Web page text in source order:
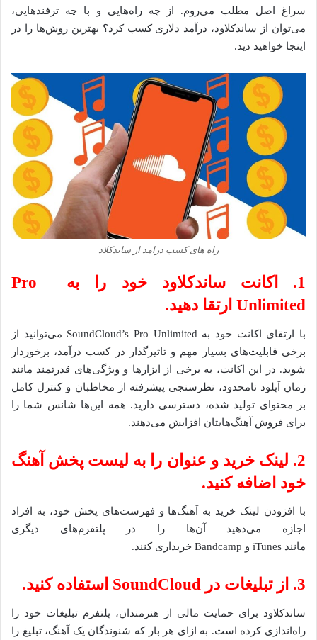
سراغ اصل مطلب می‌روم. از چه راه‌هایی و با چه ترفندهایی،
می‌توان از ساندکلاود، درآمد دلاری کسب کرد؟ بهترین روش‌ها را در
اینجا خواهید دید.
راه های کسب درامد از ساندکلاد
1. اکانت ساندکلاود خود را به Pro
Unlimited ارتقا دهید.
با ارتقای اکانت خود به SoundCloud’s Pro Unlimited می‌توانید از
برخی قابلیت‌های بسیار مهم و تاثیرگذار در کسب درآمد، برخوردار
شوید. در این اکانت، به برخی از ابزارها و ویژگی‌های قدرتمند مانند
زمان آپلود نامحدود، نظرسنجی پیشرفته از مخاطبان و کنترل کامل
بر محتوای تولید شده، دسترسی دارید. همه این‌ها شانس شما را
برای فروش آهنگ‌هایتان افزایش می‌دهند.
2. لینک خرید و عنوان را به لیست پخش آهنگ
خود اضافه کنید.
با افزودن لینک خرید به آهنگ‌ها و فهرست‌های پخش خود، به افراد
اجازه می‌دهید آن‌ها را در پلتفرم‌های دیگری
مانند iTunes و Bandcamp خریداری کنند.
3. از تبلیغات در SoundCloud استفاده کنید.
ساندکلاود برای حمایت مالی از هنرمندان، پلتفرم تبلیغات خود را
راه‌اندازی کرده است. به ازای هر بار که شنوندگان یک آهنگ، تبلیغ را